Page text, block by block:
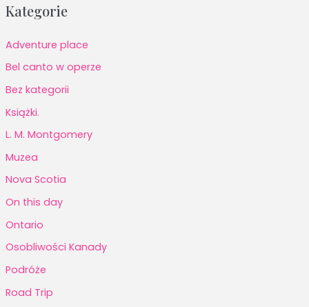
Kategorie
Adventure place
Bel canto w operze
Bez kategorii
Książki.
L. M. Montgomery
Muzea
Nova Scotia
On this day
Ontario
Osobliwości Kanady
Podróże
Road Trip